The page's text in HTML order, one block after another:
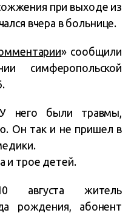
при выходе из
вчера в больнице.
» сообщили
симферопольской
У него были травмы,
Он так и не пришел в
и трое детей.
августа житель
рождения, абонент